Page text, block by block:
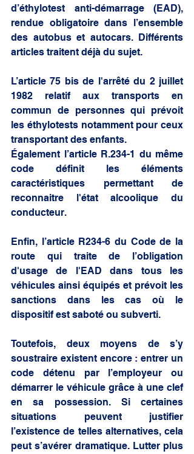
d’éthylotest anti-démarrage (EAD),
rendue obligatoire dans l’ensemble
des autobus et autocars. Différents
articles traitent déjà du sujet.
L’article 75 bis de l'arrêté du 2 juillet
1982 relatif aux transports en
commun de personnes qui prévoit
les éthylotests notamment pour ceux
transportant des enfants.
Également l’article R.234-1 du même
code définit les éléments
caractéristiques permettant de
reconnaitre l'état alcoolique du
conducteur.
Enfin, l’article R234-6 du Code de la
route qui traite de l’obligation
d'usage de l'EAD dans tous les
véhicules ainsi équipés et prévoit les
sanctions dans les cas où le
dispositif est saboté ou subverti.
Toutefois, deux moyens de s’y
soustraire existent encore : entrer un
code détenu par l’employeur ou
démarrer le véhicule grâce à une clef
en sa possession. Si certaines
situations peuvent justifier
l’existence de telles alternatives, cela
peut s’avérer dramatique. Lutter plus